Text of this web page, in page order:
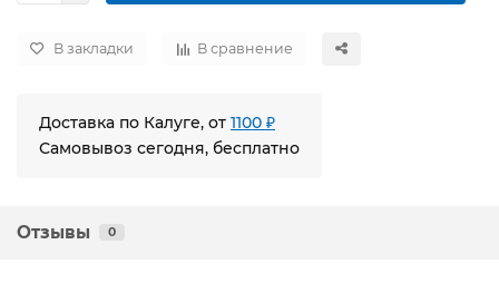
В закладки В сравнение
Доставка по Калуге, от 1100 ₽
Самовывоз сегодня, бесплатно
Отзывы 0